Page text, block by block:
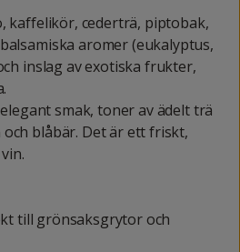
kaffelikör, cederträ, piptobak,
aromer (eukalyptus,
inslag av exotiska frukter,
smak, toner av ädelt trä
blåbär. Det är ett friskt,
till grönsaksgrytor och